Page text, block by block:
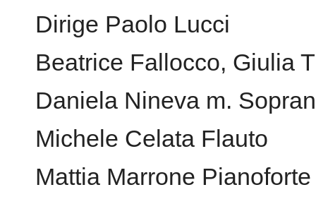
Dirige Paolo Lucci
Beatrice Fallocco, Giulia
Daniela Nineva m.
Michele Celata Flauto
Mattia Marrone Pianoforte